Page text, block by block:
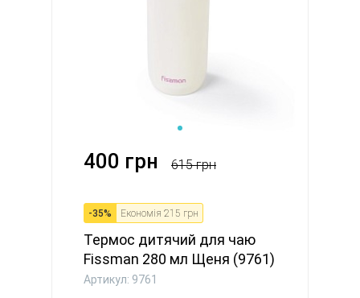
400 грн 615 грн
-35% Економія 215 грн
Термос дитячий для чаю
Fissman 280 мл Щеня (9761)
Артикул: 9761